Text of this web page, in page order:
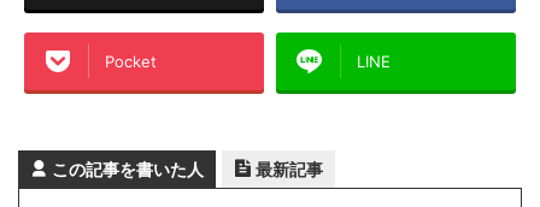
Pocket LINE
この記事を書いた人 最新記事